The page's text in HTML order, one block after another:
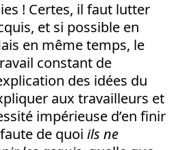
! Certes, il faut lutter
et si possible en
en même temps, le
constant de
des idées du
aux travailleurs et
impérieuse d’en finir
de quoi ils ne